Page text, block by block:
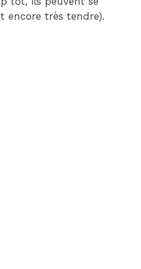
encore très tendre).